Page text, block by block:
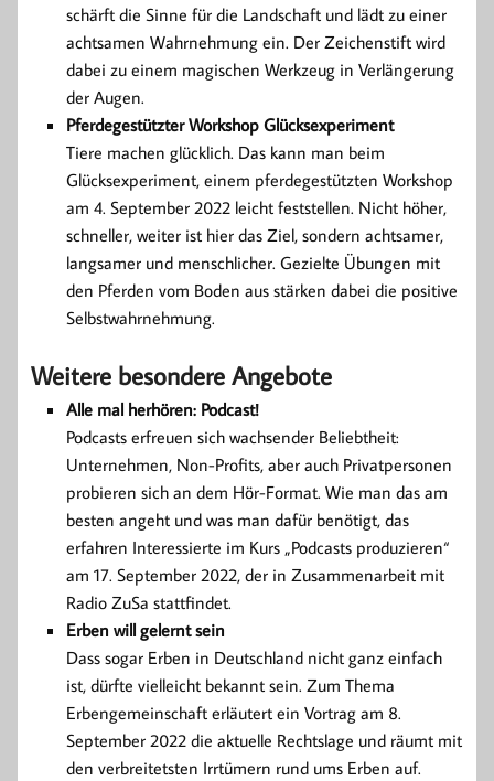
schärft die Sinne für die Landschaft und lädt zu einer
achtsamen Wahrnehmung ein. Der Zeichenstift wird
dabei zu einem magischen Werkzeug in Verlängerung
der Augen.
Pferdegestützter Workshop Glücksexperiment
Tiere machen glücklich. Das kann man beim
Glücksexperiment, einem pferdegestützten Workshop
am 4. September 2022 leicht feststellen. Nicht höher,
schneller, weiter ist hier das Ziel, sondern achtsamer,
langsamer und menschlicher. Gezielte Übungen mit
den Pferden vom Boden aus stärken dabei die positive
Selbstwahrnehmung.
Weitere besondere Angebote
Alle mal herhören: Podcast!
Podcasts erfreuen sich wachsender Beliebtheit:
Unternehmen, Non-Profits, aber auch Privatpersonen
probieren sich an dem Hör-Format. Wie man das am
besten angeht und was man dafür benötigt, das
erfahren Interessierte im Kurs „Podcasts produzieren“
am 17. September 2022, der in Zusammenarbeit mit
Radio ZuSa stattfindet.
Erben will gelernt sein
Dass sogar Erben in Deutschland nicht ganz einfach
ist, dürfte vielleicht bekannt sein. Zum Thema
Erbengemeinschaft erläutert ein Vortrag am 8.
September 2022 die aktuelle Rechtslage und räumt mit
den verbreitetsten Irrtümern rund ums Erben auf.